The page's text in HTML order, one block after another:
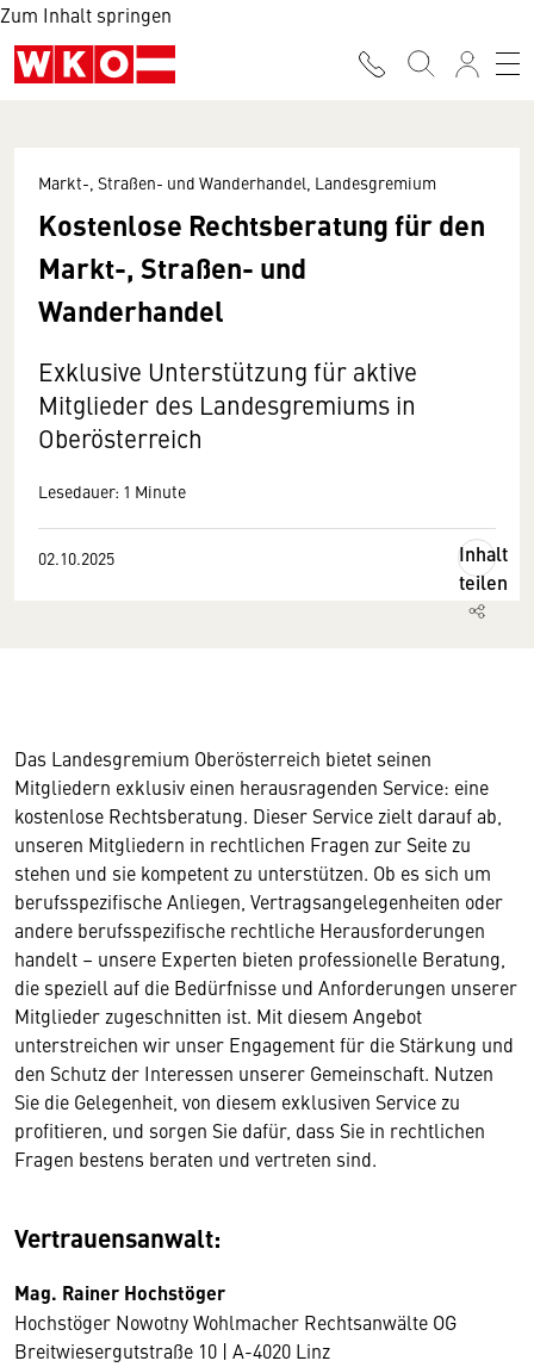
Zum Inhalt springen
Markt-, Straßen- und Wanderhandel, Landesgremium
Kostenlose Rechtsberatung für den
Markt-, Straßen- und
Wanderhandel
Exklusive Unterstützung für aktive
Mitglieder des Landesgremiums in
Oberösterreich
Lesedauer: 1 Minute
02.10.2025
Inhalt
teilen
Das Landesgremium Oberösterreich bietet seinen
Mitgliedern exklusiv einen herausragenden Service: eine
kostenlose Rechtsberatung. Dieser Service zielt darauf ab,
unseren Mitgliedern in rechtlichen Fragen zur Seite zu
stehen und sie kompetent zu unterstützen. Ob es sich um
berufsspezifische Anliegen, Vertragsangelegenheiten oder
andere berufsspezifische rechtliche Herausforderungen
handelt – unsere Experten bieten professionelle Beratung,
die speziell auf die Bedürfnisse und Anforderungen unserer
Mitglieder zugeschnitten ist. Mit diesem Angebot
unterstreichen wir unser Engagement für die Stärkung und
den Schutz der Interessen unserer Gemeinschaft. Nutzen
Sie die Gelegenheit, von diesem exklusiven Service zu
profitieren, und sorgen Sie dafür, dass Sie in rechtlichen
Fragen bestens beraten und vertreten sind.
Vertrauensanwalt:
Mag. Rainer Hochstöger
Hochstöger Nowotny Wohlmacher Rechtsanwälte OG
Breitwiesergutstraße 10 | A-4020 Linz